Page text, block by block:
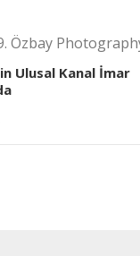
Özbay
Ulusal Kanal İmar